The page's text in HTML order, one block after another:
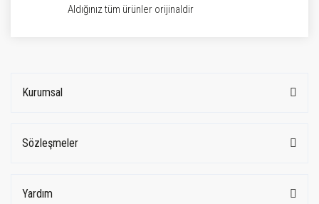
Aldığınız tüm ürünler orijinaldir
Kurumsal
Sözleşmeler
Yardım